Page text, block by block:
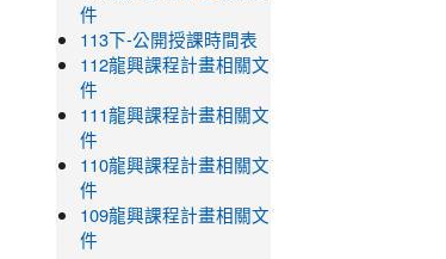
件
113下-公開授課時間表
112龍興課程計畫相關文
件
111龍興課程計畫相關文
件
110龍興課程計畫相關文
件
109龍興課程計畫相關文
件